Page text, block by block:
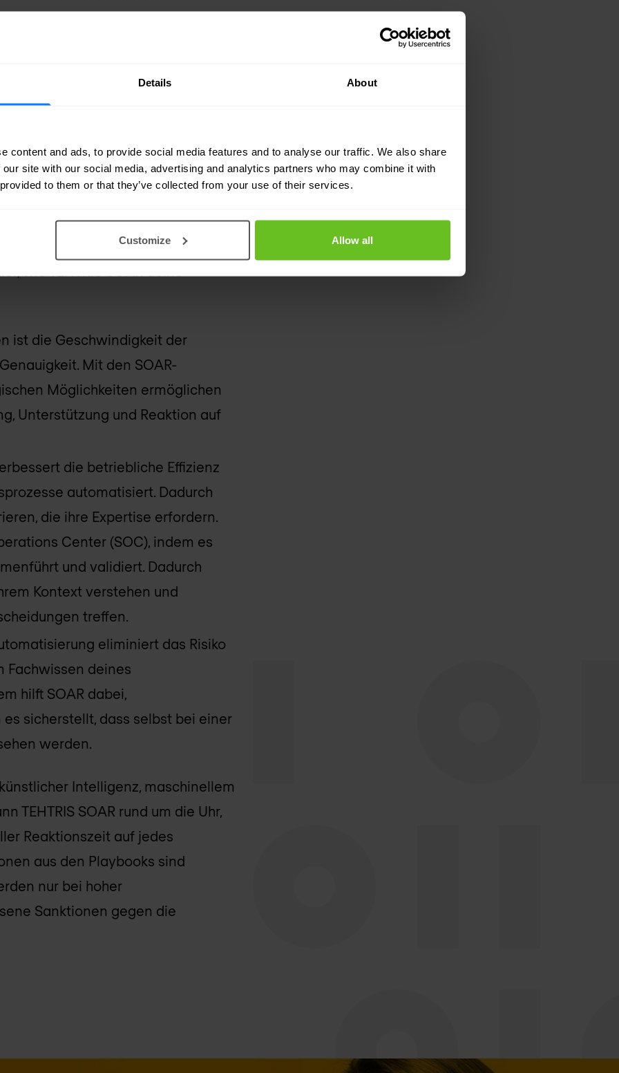
Details About
content and ads, to provide social media features and to analyse our traffic. We also share
site with our social media, advertising and analytics partners who may combine it with
to them or that they’ve collected from your use of their services.
Customize Allow all
der Cyber-Analyse
durch die TEHTRIS SOAR-
Strategie. Sie
Vorteile, um mit der
wie TEHTRIS SOAR deine
ist die Geschwindigkeit der
Mit den SOAR-
Möglichkeiten ermöglichen
Unterstützung und Reaktion auf
die betriebliche Effizienz
automatisiert. Dadurch
die ihre Expertise erfordern.
Center (SOC), indem es
und validiert. Dadurch
Kontext verstehen und
treffen.
eliminiert das Risiko
Fachwissen deines
hilft SOAR dabei,
sicherstellt, dass selbst bei einer
werden.
Intelligenz, maschinellem
TEHTRIS SOAR rund um die Uhr,
Reaktionszeit auf jedes
aus den Playbooks sind
nur bei hoher
Sanktionen gegen die